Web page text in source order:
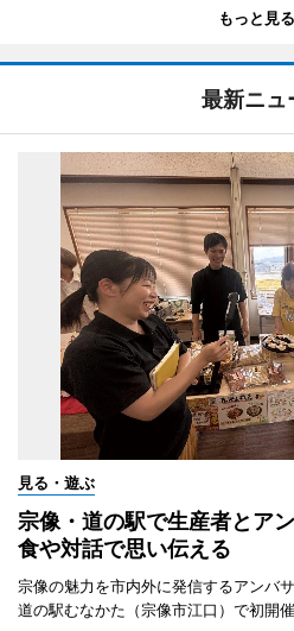
もっと見る
最新ニュ
見る・遊ぶ
宗像・道の駅で生産者とア
食や対話で思い伝える
宗像の魅力を市内外に発信するアンバ
道の駅むなかた（宗像市江口）で初開催